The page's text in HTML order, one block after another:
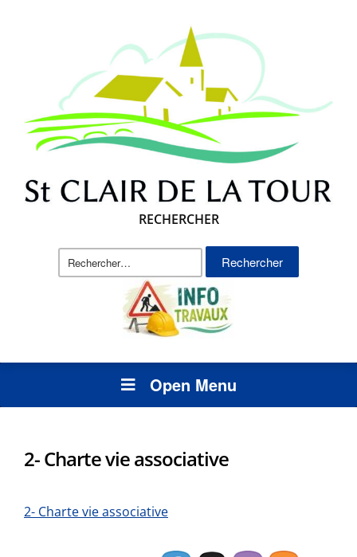
RECHERCHER
Rechercher :
Open Menu
2- Charte vie associative
2- Charte vie associative